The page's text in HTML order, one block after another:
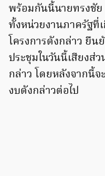
พร้อมกันนี้นายทรงชั
ทั้งหน่วยงานภาครัฐที่
โครงการดังกล่าว ยืน
ประชุมในวันนี้เสียงส่
กล่าว โดยหลังจากนี้
งบดังกล่าวต่อไป